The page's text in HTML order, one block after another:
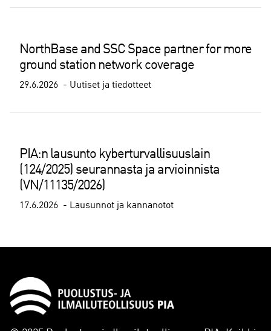
NorthBase and SSC Space partner for more
ground station network coverage
29.6.2026 Uutiset ja tiedotteet
PIA:n lausunto kyberturvallisuuslain
(124/2025) seurannasta ja arvioinnista
(VN/11135/2026)
17.6.2026 Lausunnot ja kannanotot